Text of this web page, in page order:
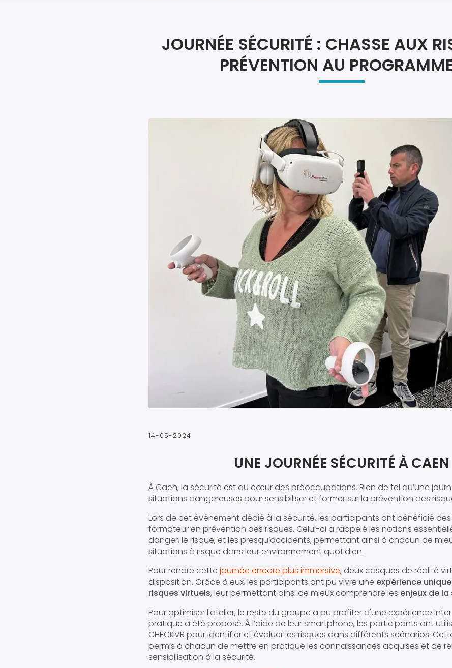
JOURNÉE SÉCURITÉ : CHASSE AUX
PRÉVENTION AU
14-05-2024
UNE JOURNÉE SÉCURITÉ À CAEN
À Caen, la sécurité est au cœur des préoccupations. Rien de tel qu’une
situations dangereuses pour sensibiliser et former sur la prévention des
Lors de cet événement dédié à la sécurité, les participants ont bénéficié des
formateur en prévention des risques. Celui-ci a rappelé les notions
danger, le risque, et les presqu’accidents, permettant ainsi à chacun de
situations à risque dans leur environnement quotidien.
Pour rendre cette journée encore plus immersive, deux casques de réalité
disposition. Grâce à eux, les participants ont pu vivre une expérience
risques virtuels, leur permettant ainsi de mieux comprendre les enjeux de
Pour optimiser l'atelier, le reste du groupe a pu profiter d'une expérience
pratique a été proposé. À l’aide de leur smartphone, les participants ont
CHECKVR pour identifier et évaluer les risques dans différents scénarios.
permis à chacun de mettre en pratique les connaissances acquises et de
sensibilisation à la sécurité.